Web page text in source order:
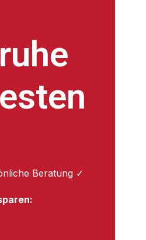
Beratung ✓